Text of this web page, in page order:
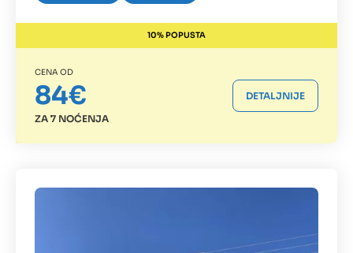
10% POPUSTA
CENA OD
84€
ZA 7 NOĆENJA
DETALJNIJE